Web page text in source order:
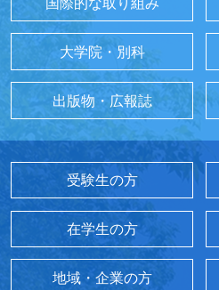
大学院・別科
出版物・広報誌
受験生の方
在学生の方
地域・企業の方